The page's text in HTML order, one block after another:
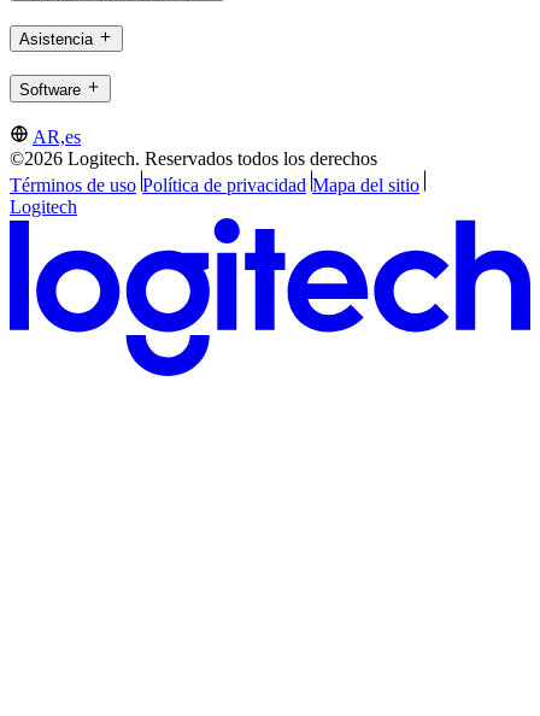
Asistencia
Software
AR,es
©2026 Logitech. Reservados todos los derechos
Términos de uso Política de privacidad Mapa del sitio
Logitech